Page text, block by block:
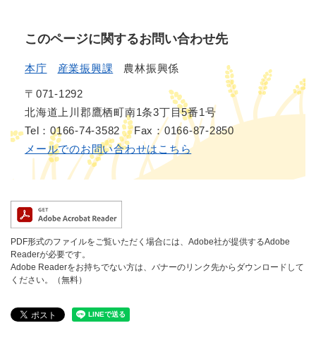
このページに関するお問い合わせ先
本庁 産業振興課 農林振興係
〒071-1292
北海道上川郡鷹栖町南1条3丁目5番1号
Tel：0166-74-3582
Fax：0166-87-2850
メールでのお問い合わせはこちら
PDF形式のファイルをご覧いただく場合には、Adobe社が提供するAdobe
Readerが必要です。
Adobe Readerをお持ちでない方は、バナーのリンク先からダウンロードして
ください。（無料）